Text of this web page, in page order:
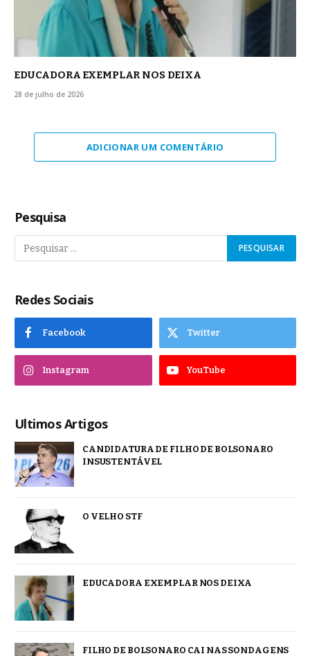
EDUCADORA EXEMPLAR NOS DEIXA
28 de julho de 2026
ADICIONAR UM COMENTÁRIO
Pesquisa
Redes Sociais
Facebook Twitter
Instagram YouTube
Ultimos Artigos
CANDIDATURA DE FILHO DE BOLSONARO
INSUSTENTÁVEL
O VELHO STF
EDUCADORA EXEMPLAR NOS DEIXA
FILHO DE BOLSONARO CAI NAS SONDAGENS